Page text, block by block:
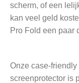
scherm, of een
kan veel geld
Pro Fold een paar
Onze case-
screenprotector is